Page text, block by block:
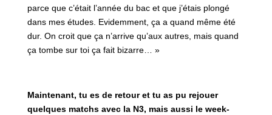
parce que c’était l’année du bac et que j’étais plongé
dans mes études. Evidemment, ça a quand même été
dur. On croit que ça n’arrive qu’aux autres, mais quand
ça tombe sur toi ça fait bizarre… »
Maintenant, tu es de retour et tu as pu rejouer
quelques matchs avec la N3, mais aussi le week-